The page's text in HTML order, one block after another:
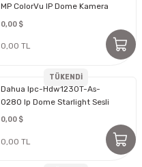
MP ColorVu IP Dome Kamera
0,00 $
0,00 TL
TÜKENDİ
Dahua Ipc-Hdw1230T-As-
0280 Ip Dome Starlight Sesli
0,00 $
0,00 TL